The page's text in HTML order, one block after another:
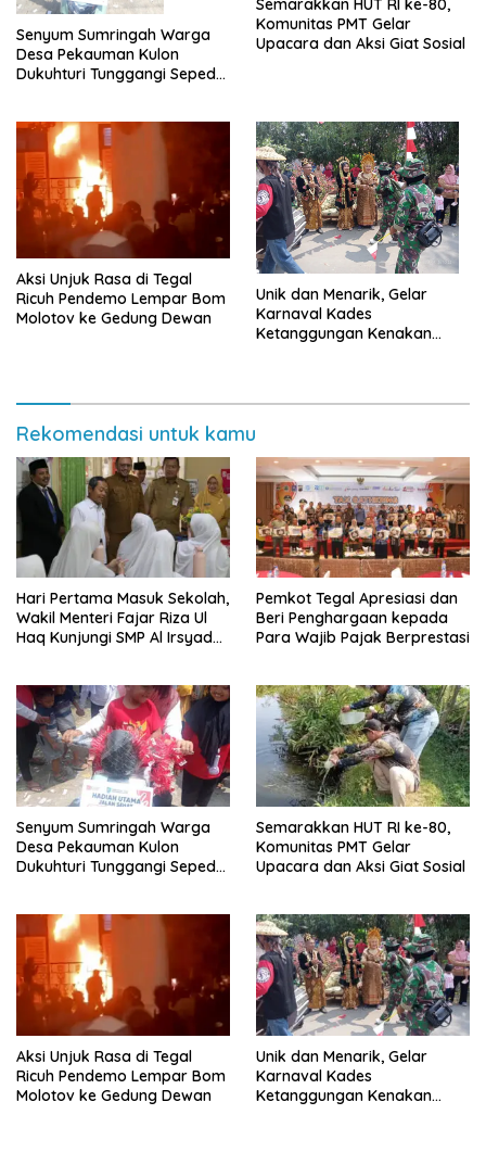
Senyum Sumringah Warga
Desa Pekauman Kulon
Dukuhturi Tunggangi Sepeda
Semarakkan HUT RI ke-80,
Komunitas PMT Gelar
Upacara dan Aksi Giat Sosial
Aksi Unjuk Rasa di Tegal
Ricuh Pendemo Lempar Bom
Molotov ke Gedung Dewan
Unik dan Menarik, Gelar
Karnaval Kades
Ketanggungan Kenakan
Rekomendasi untuk kamu
Hari Pertama Masuk Sekolah,
Wakil Menteri Fajar Riza Ul
Haq Kunjungi SMP Al Irsyad
Pemkot Tegal Apresiasi dan
Beri Penghargaan kepada
Para Wajib Pajak Berprestasi
Senyum Sumringah Warga
Desa Pekauman Kulon
Dukuhturi Tunggangi Sepeda
Semarakkan HUT RI ke-80,
Komunitas PMT Gelar
Upacara dan Aksi Giat Sosial
Aksi Unjuk Rasa di Tegal
Ricuh Pendemo Lempar Bom
Molotov ke Gedung Dewan
Unik dan Menarik, Gelar
Karnaval Kades
Ketanggungan Kenakan